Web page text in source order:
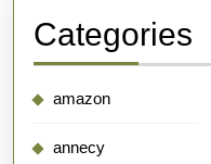
Categories
amazon
annecy